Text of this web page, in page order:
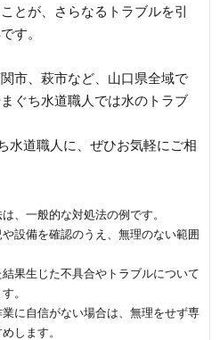
とが、さらなるトラブルを引
す。
市、萩市など、山口県全域で
ぐち水道職人では水のトラブ
水道職人に、ぜひお気軽にご相
、一般的な対処法の例です。
設備を確認のうえ、無理のない範囲
果生じた不具合やトラブルについて
。
に自信がない場合は、無理をせず専
します。